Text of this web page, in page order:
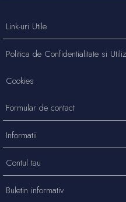
Link-uri Utile
Politica de Confidentialitate si
Cookies
Formular de contact
Informatii
Contul tau
Buletin informativ